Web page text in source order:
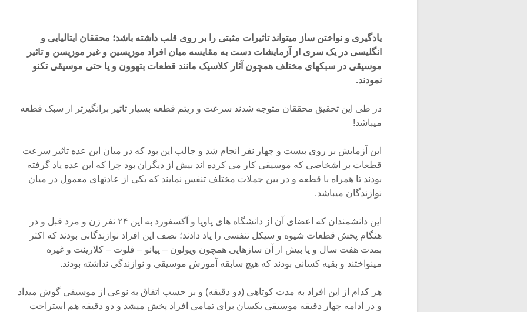
یادگیری و نواختن ساز میتواند تاثیرات مثبتی را بر روی قلب داشته باشد؛ محققان ایتالیایی و
انگلیسی در یک سری از آزمایشات دست به مقایسه میان افراد موزیسین و غیر موزیسن و تاثیر
موسیقی در سبکهای مختلف همچون آثار کلاسیک مانند قطعات بتهوون و یا حتی موسیقی تکنو
نمودند.
در طی این تحقیق محققان متوجه شدند سرعت و ریتم قطعه بسیار تاثیر برانگیزتر از سبک قطعه
میباشد!
این آزمایش بر روی بیست و چهار نفر انجام شد و جالب این بود که در میان این عده تاثیر سرعت
قطعات بر اشخاصی که موسیقی کار می کرده اند بیش از دیگران بود چرا که این عده یاد گرفته
بودند تا همراه با قطعه و در بین جملات مختلف تنفس نمایند که یکی از عادتهای معمول در میان
نوازندگان میباشد.
این دانشمندان که اعضای آن از دانشگاه های پاویا و آکسفورد به این ۲۴ نفر زن و مرد قبل و در
هنگام پخش قطعات شیوه و سیکل تنفسی را یاد دادند؛ نصف این افراد نوازندگانی بودند که اکثر
بمدت هفت سال و یا بیش از آن سازهایی همچون ویولون – پیانو – فلوت – کلارینت و غیره
مینواختند و بقیه کسانی بودند که هیچ سابقه آموزش موسیقی و نوازندگی نداشته بودند.
هر کدام از این افراد به مدت کوتاهی (دو دقیقه) و بر حسب اتفاق به نوعی از موسیقی گوش میداد
و در ادامه چهار دقیقه موسیقی یکسان برای تمامی افراد پخش میشد و دو دقیقه هم استراحت